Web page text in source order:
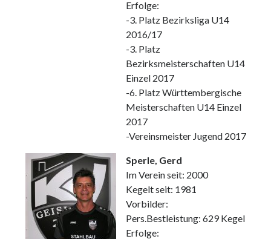
Erfolge:
-3. Platz Bezirksliga U14
2016/17
-3. Platz
Bezirksmeisterschaften U14
Einzel 2017
-6. Platz Württembergische
Meisterschaften U14 Einzel
2017
-Vereinsmeister Jugend 2017
Sperle, Gerd
Im Verein seit: 2000
Kegelt seit: 1981
Vorbilder:
Pers.Bestleistung: 629 Kegel
Erfolge: